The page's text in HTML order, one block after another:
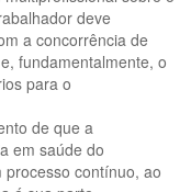
deve
a concorrência de
fundamentalmente, o
para o
de que a
em saúde do
contínuo, ao